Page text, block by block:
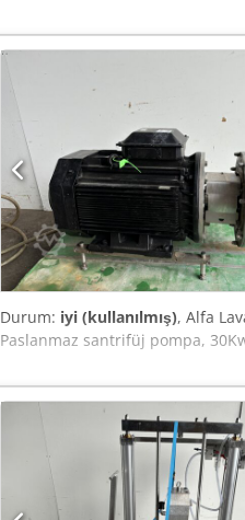
Durum: iyi (kullanılmış), Alfa
Paslanmaz santrifüj pompa,